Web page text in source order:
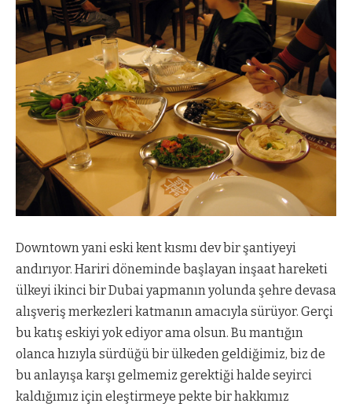
Downtown yani eski kent kısmı dev bir şantiyeyi
andırıyor. Hariri döneminde başlayan inşaat hareketi
ülkeyi ikinci bir Dubai yapmanın yolunda şehre devasa
alışveriş merkezleri katmanın amacıyla sürüyor. Gerçi
bu katış eskiyi yok ediyor ama olsun. Bu mantığın
olanca hızıyla sürdüğü bir ülkeden geldiğimiz, biz de
bu anlayışa karşı gelmemiz gerektiği halde seyirci
kaldığımız için eleştirmeye pekte bir hakkımız